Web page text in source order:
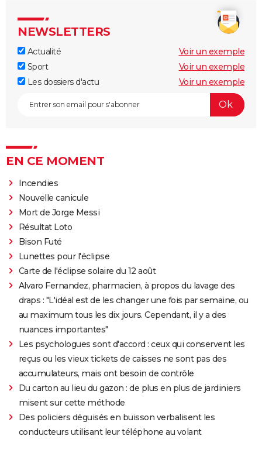
NEWSLETTERS
Actualité
Voir un exemple
Sport
Voir un exemple
Les dossiers d'actu
Voir un exemple
EN CE MOMENT
Incendies
Nouvelle canicule
Mort de Jorge Messi
Résultat Loto
Bison Futé
Lunettes pour l'éclipse
Carte de l'éclipse solaire du 12 août
Alvaro Fernandez, pharmacien, à propos du lavage des
draps : "L'idéal est de les changer une fois par semaine, ou
au maximum tous les dix jours. Cependant, il y a des
nuances importantes"
Les psychologues sont d'accord : ceux qui conservent les
reçus ou les vieux tickets de caisses ne sont pas des
accumulateurs, mais ont besoin de contrôle
Du carton au lieu du gazon : de plus en plus de jardiniers
misent sur cette méthode
Des policiers déguisés en buisson verbalisent les
conducteurs utilisant leur téléphone au volant